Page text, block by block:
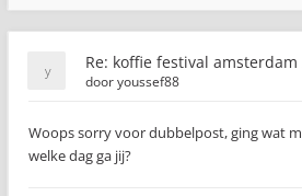
Re: koffie festival amsterdam
dooryoussef88
Woops sorry voor dubbelpost, ging wat
welke dag ga jij?